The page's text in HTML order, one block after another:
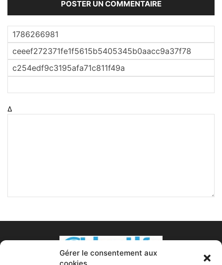
Δ
Gérer le consentement aux